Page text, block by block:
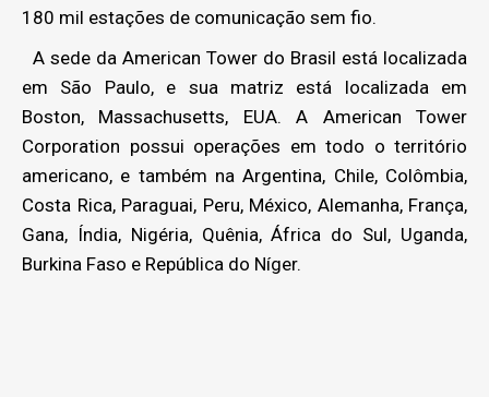
180 mil estações de comunicação sem fio.
A sede da American Tower do Brasil está localizada
em São Paulo, e sua matriz está localizada em
Boston, Massachusetts, EUA. A American Tower
Corporation possui operações em todo o território
americano, e também na Argentina, Chile, Colômbia,
Costa Rica, Paraguai, Peru, México, Alemanha, França,
Gana, Índia, Nigéria, Quênia, África do Sul, Uganda,
Burkina Faso e República do Níger.